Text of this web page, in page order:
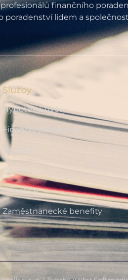
finančního
poradenství lidem a
Služby
Hypotéky, úvěry
Finanční plánování
Pojištění
Penze
Investice
Zaměstnanecké benefity